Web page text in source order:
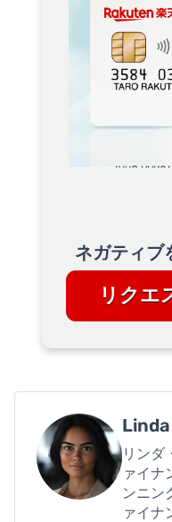
ネガティブ
リクエ
リンダ
ァイナ
ンニン
ァイナ